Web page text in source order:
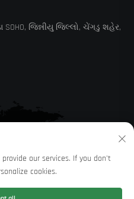
SOHO, જિન્નીયુ જિલ્લો, ચેંગડુ શહેર,
our services. If you don't
cookies.